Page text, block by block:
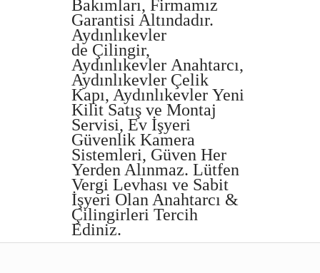
Bakımları, Firmamız
Garantisi Altındadır.
Aydınlıkevler
de Çilingir,
Aydınlıkevler Anahtarcı,
Aydınlıkevler Çelik
Kapı, Aydınlıkevler Yeni
Kilit Satış ve Montaj
Servisi, Ev İşyeri
Güvenlik Kamera
Sistemleri, Güven Her
Yerden Alınmaz. Lütfen
Vergi Levhası ve Sabit
İşyeri Olan Anahtarcı &
Çilingirleri Tercih
Ediniz.